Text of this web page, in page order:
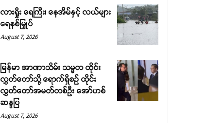
လားရှိုး ရေကြီး၊ နေအိမ်နှင့် လယ်များ
ရေနစ်မြှုပ်
August 7, 2026
မြန်မာ အာဏာသိမ်း သမ္မတ ထိုင်း
လွှတ်တော်သို့ ရောက်ရှိစဉ် ထိုင်း
လွှတ်တော်အမတ်တစ်ဦး အော်ဟစ်
ဆန္ဒပြ
August 7, 2026